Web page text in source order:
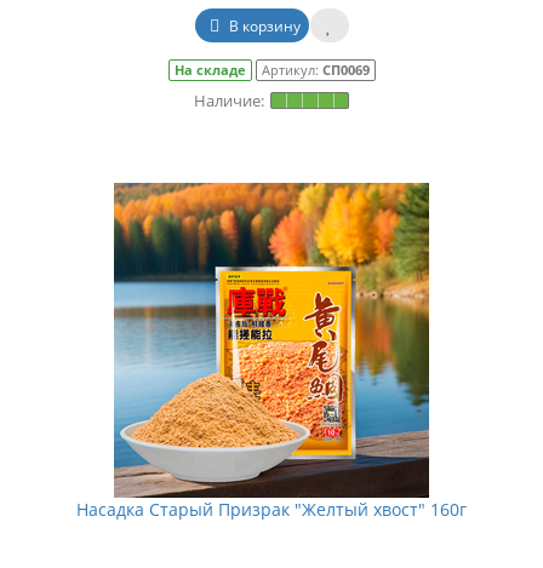
В корзину
На складе Артикул: СП0069
Насадка Старый Призрак "Желтый хвост" 160г